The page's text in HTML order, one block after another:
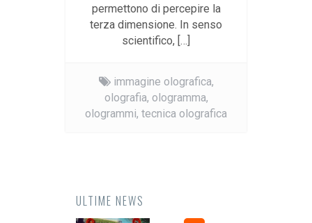
permettono di percepire la
terza dimensione. In senso
scientifico, […]
immagine olografica,
olografia, ologramma,
ologrammi, tecnica olografica
ULTIME NEWS